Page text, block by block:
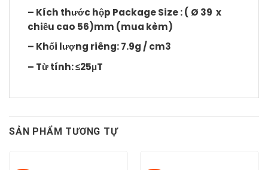
– Kích thước hộp Package Size : ( Ø 39 x
chiều cao 56)mm (mua kèm)
– Khối lượng riêng: 7.9g / cm3
– Từ tính: ≤25μT
SẢN PHẨM TƯƠNG TỰ